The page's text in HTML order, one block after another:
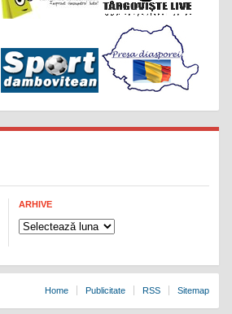
ARHIVE
Arhive
Home Publicitate RSS Sitemap